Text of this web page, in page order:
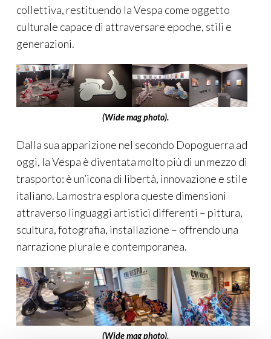
collettiva, restituendo la Vespa come oggetto
culturale capace di attraversare epoche, stili e
generazioni.
(Wide mag photo).
Dalla sua apparizione nel secondo Dopoguerra ad
oggi, la Vespa è diventata molto più di un mezzo di
trasporto: è un’icona di libertà, innovazione e stile
italiano. La mostra esplora queste dimensioni
attraverso linguaggi artistici differenti – pittura,
scultura, fotografia, installazione – offrendo una
narrazione plurale e contemporanea.
(Wide mag photo).